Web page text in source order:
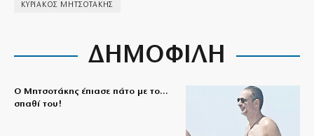
ΚΥΡΙΑΚΟΣ ΜΗΤΣΟΤΑΚΗΣ
ΔΗΜΟΦΙΛΗ
Ο Μητσοτάκης έπιασε πάτο με το…
σπαθί του!